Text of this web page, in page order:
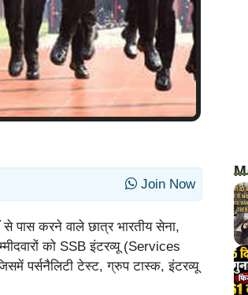
Join Now
करने वाले छात्र भारतीय सेना,
को SSB इंटरव्यू (Services
पर्सनैलिटी टेस्ट, ग्रुप टास्क, इंटरव्यू